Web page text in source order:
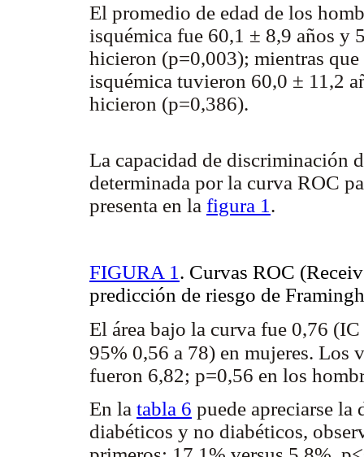
El promedio de edad de los
isquémica fue 60,1 ± 8,9 años y
hicieron (p=0,003); mientras
isquémica tuvieron 60,0 ± 11,2
hicieron (p=0,386).
La capacidad de discriminación
determinada por la curva ROC
presenta en la figura 1 .
FIGURA 1. Curvas ROC
predicción de riesgo de
El área bajo la curva fue 0,76
95% 0,56 a 78) en mujeres. Los
fueron 6,82; p=0,56 en los
En la tabla 6 puede apreciarse
diabéticos y no diabéticos,